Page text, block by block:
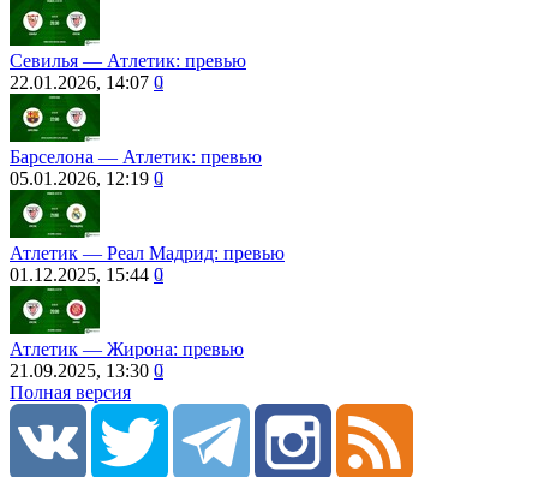
Севилья — Атлетик: превью
22.01.2026, 14:07 0
Барселона ― Атлетик: превью
05.01.2026, 12:19 0
Атлетик — Реал Мадрид: превью
01.12.2025, 15:44 0
Атлетик ― Жирона: превью
21.09.2025, 13:30 0
Полная версия